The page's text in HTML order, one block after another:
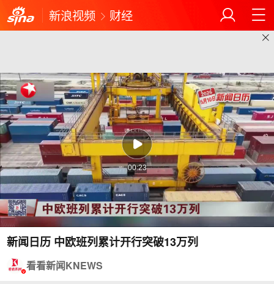
新浪视频 财经
00:23
新闻日历 中欧班列累计开行突破13万列
看看新闻KNEWS